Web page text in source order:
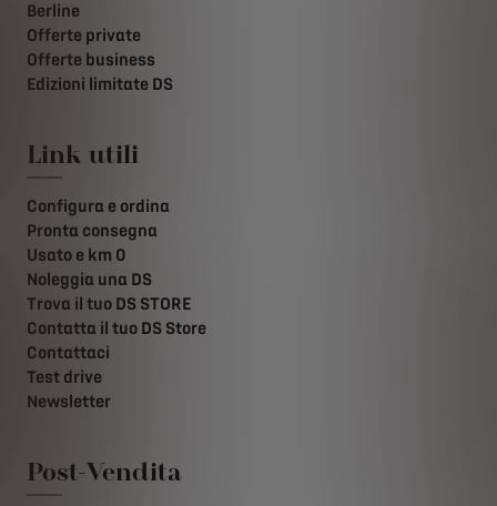
Berline
Offerte private
Offerte business
Edizioni limitate DS
Link utili
Configura e ordina
Pronta consegna
Usato e km 0
Noleggia una DS
Trova il tuo DS STORE
Contatta il tuo DS Store
Contattaci
Test drive
Newsletter
Post-Vendita